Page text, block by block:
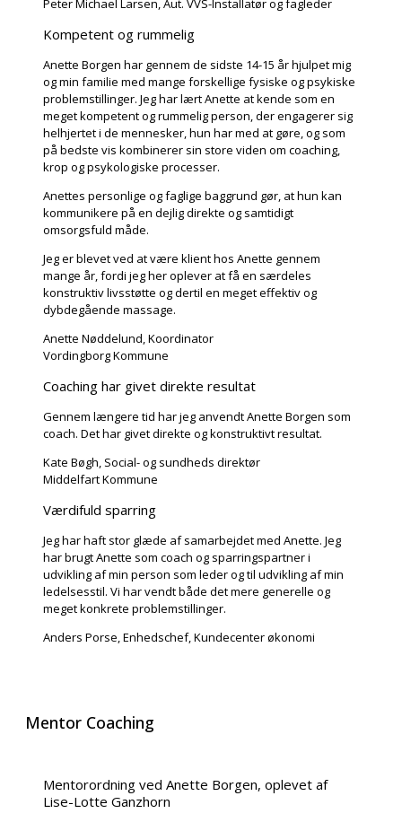
Peter Michael Larsen, Aut. VVS-Installatør og fagleder
Kompetent og rummelig
Anette Borgen har gennem de sidste 14-15 år hjulpet mig
og min familie med mange forskellige fysiske og psykiske
problemstillinger. Jeg har lært Anette at kende som en
meget kompetent og rummelig person, der engagerer sig
helhjertet i de mennesker, hun har med at gøre, og som
på bedste vis kombinerer sin store viden om coaching,
krop og psykologiske processer.
Anettes personlige og faglige baggrund gør, at hun kan
kommunikere på en dejlig direkte og samtidigt
omsorgsfuld måde.
Jeg er blevet ved at være klient hos Anette gennem
mange år, fordi jeg her oplever at få en særdeles
konstruktiv livsstøtte og dertil en meget effektiv og
dybdegående massage.
Anette Nøddelund, Koordinator
Vordingborg Kommune
Coaching har givet direkte resultat
Gennem længere tid har jeg anvendt Anette Borgen som
coach. Det har givet direkte og konstruktivt resultat.
Kate Bøgh, Social- og sundheds direktør
Middelfart Kommune
Værdifuld sparring
Jeg har haft stor glæde af samarbejdet med Anette. Jeg
har brugt Anette som coach og sparringspartner i
udvikling af min person som leder og til udvikling af min
ledelsesstil. Vi har vendt både det mere generelle og
meget konkrete problemstillinger.
Anders Porse, Enhedschef, Kundecenter økonomi
Mentor Coaching
Mentorordning ved Anette Borgen, oplevet af
Lise-Lotte Ganzhorn